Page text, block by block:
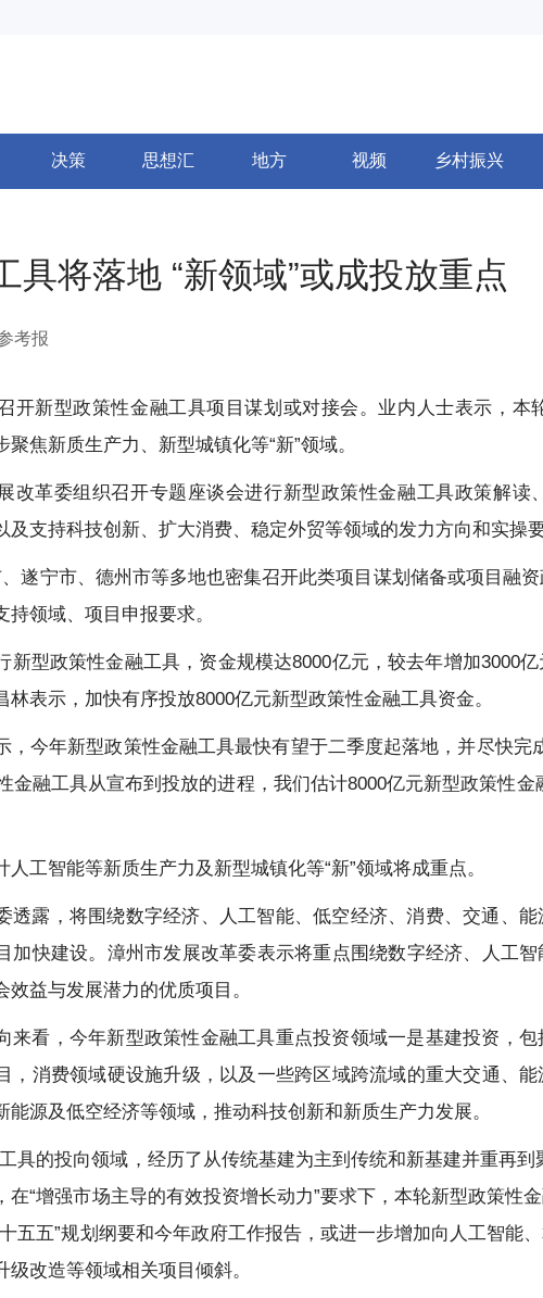
决策 思想汇 地方 视频 乡村振兴
具将落地 “新领域”或成投放重点
考报
开新型政策性金融工具项目谋划或对接会。业内人士表示，本
焦新质生产力、新型城镇化等“新”领域。
改革委组织召开专题座谈会进行新型政策性金融工具政策解读
及支持科技创新、扩大消费、稳定外贸等领域的发力方向和实操要
遂宁市、德州市等多地也密集召开此类项目谋划储备或项目融
领域、项目申报要求。
新型政策性金融工具，资金规模达8000亿元，较去年增加3000
林表示，加快有序投放8000亿元新型政策性金融工具资金。
，今年新型政策性金融工具最快有望于二季度起落地，并尽快完
金融工具从宣布到投放的进程，我们估计8000亿元新型政策性
人工智能等新质生产力及新型城镇化等“新”领域将成重点。
透露，将围绕数字经济、人工智能、低空经济、消费、交通、
加快建设。漳州市发展改革委表示将重点围绕数字经济、人工
益与发展潜力的优质项目。
来看，今年新型政策性金融工具重点投资领域一是基建投资，
，消费领域硬设施升级，以及一些跨区域跨流域的重大交通、
能源及低空经济等领域，推动科技创新和新质生产力发展。
具的投向领域，经历了从传统基建为主到传统和新基建并重再
在“增强市场主导的有效投资增长动力”要求下，本轮新型政策性
五五”规划纲要和今年政府工作报告，或进一步增加向人工智能
改造等领域相关项目倾斜。